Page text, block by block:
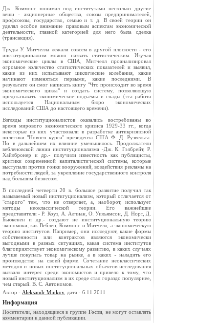
Дж. Коммонс понимал под институтами несколько другие
веши - акционерные общества, союзы предпринимателей,
профсоюзы, государство, семью и т. д. В своей теории он
уделял особое внимание правовым аспектам экономической
деятельности, главной категорией для него была сделка
(трансакция).
Труды У. Митчелла лежали совсем в другой плоскости - его
институционализм можно назвать статистическим. Изучая
экономические циклы в США, Митчелл проанализировал
огромное количество статистических показателей и выявил,
какие из них испытывают циклические колебания, какие
начинают изменяться первыми, какие последними. В
результате он смог написать книгу "Что происходит во время
экономического цикла" и создать систему, позволяющую
предсказывать экономические подъёмы и спады (эта работа
используется Национальным бюро экономических
исследований США до настоящего времени).
Взгляды институционалистов оказались востребованы во
время мирового экономического кризиса 1929-33 гг., когда
некоторые из них участвовали в разработке антикризисной
политики "Нового курса" президента США Ф. Д. Рузвельта.
Но в дальнейшем их влияние уменьшилось. Продолжатели
вебленовской линии институционализма -Дж. К. Гэлбрейт, Р.
Хайлбронер и др.- получили известность как публицисты,
критики современной капиталистической системы, которые
выступали против гонки вооружений, воздействия рекламы на
потребности людей, за укрепление государственного контроля
над большим бизнесом.
В последней четверти 20 в. большое развитие получил так
называемый новый инстигуционализм, который отличается от
"старого" тем, что не отвергает, а, наоборот, использует
методы неоклассической теории. Его важнейшие
представители - Р. Коуз, А. Алчиан, О. Уильямсон, Д. Норт, Д.
Бьюкенен и др.- создают не институциональную теорию
экономики, как Веблен, Коммонс и Митчелл, а экономическую
теорию институтов. Например, они исследуют, какие формы
собственности или контрактов являются экономически
выгодными в разных ситуациях, какая система институтов
благоприятствует экономическому развитию, в каких случаях
лучше покупать товар на рынке, а в каких - наладить его
производство на своей фирме. Сочетание неоклассических
методов и новых институциональных объектов исследования
вызвало интерес среди экономистов и привело к тому, что
новый институционализм в их среде стал гораздо популярнее,
чем старый. В. С. Автономов.
Автор - Aleksandr Minkov, дата - 6.11.2011
Информация
Посетители, находящиеся в группе Гости, не могут оставлять
комментарии к данной публикации.